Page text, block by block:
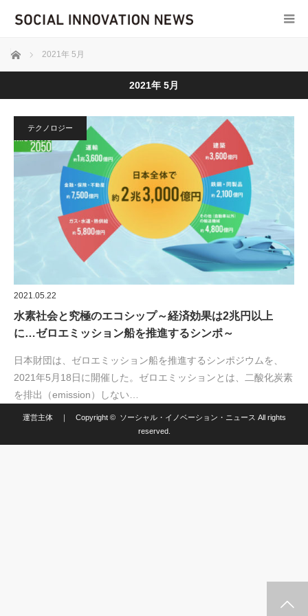
ホーム 2021年 5月
2021年 5月
テクノロジー
2021.05.22
水素社会と究極のエコシップ～経済効果は2兆円以上
に…ゼロエミッション船を推進するシンポ～
日本財団は、ゼロエミッション船を推進するシンポジウムを、
2021年5月18日に開催した。ゼロエミッションとは、二酸化炭素
を排出（emission）しない…
運営主体｜ Copyright © ソーシャル・イノベーション・ニュース All rights
reserved.